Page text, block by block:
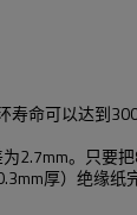
命可以达到
。只要
厚）绝缘